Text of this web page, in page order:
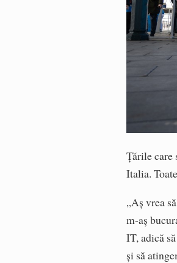
Țările care
Italia.
„Aș vrea
m-aș
IT, adică
și să